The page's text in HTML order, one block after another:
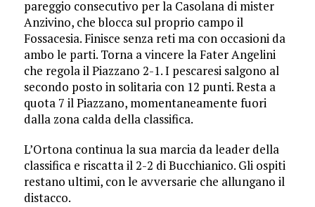
pareggio consecutivo per la Casolana di mister
Anzivino, che blocca sul proprio campo il
Fossacesia. Finisce senza reti ma con occasioni da
ambo le parti. Torna a vincere la Fater Angelini
che regola il Piazzano 2-1. I pescaresi salgono al
secondo posto in solitaria con 12 punti. Resta a
quota 7 il Piazzano, momentaneamente fuori
dalla zona calda della classifica.
L’Ortona continua la sua marcia da leader della
classifica e riscatta il 2-2 di Bucchianico. Gli ospiti
restano ultimi, con le avversarie che allungano il
distacco.